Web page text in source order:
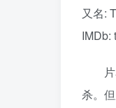
又名:
IMDb:
片名
杀。